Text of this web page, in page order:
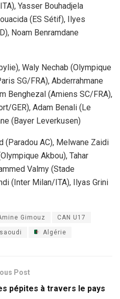
Yasser Bouhadjela
(ES Sétif), Ilyes
Noam Benramdane
Waly Nechab (Olympique
SG/FRA), Abderrahmane
Benghezal (Amiens SC/FRA),
GER), Adam Benali (Le
(Bayer Leverkusen)
(Paradou AC), Melwane Zaidi
Akbou), Tahar
Valmy (Stade
(Inter Milan/ITA), Ilyas Grini
Gimouz CAN U17
Algérie
Post
pépites à travers le pays